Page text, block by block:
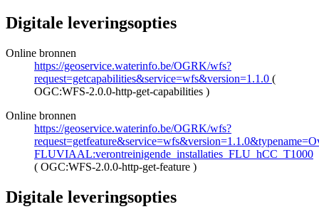
Digitale leveringsopties
Online bronnen
https://geoservice.waterinfo.be/OGRK/wfs?
request=getcapabilities&service=wfs&version=1.1.0 (
OGC:WFS-2.0.0-http-get-capabilities )
Online bronnen
https://geoservice.waterinfo.be/OGRK/wfs?
FLUVIAAL:verontreinigende_installaties_FLU_hCC_T1000
( OGC:WFS-2.0.0-http-get-feature )
Digitale leveringsopties